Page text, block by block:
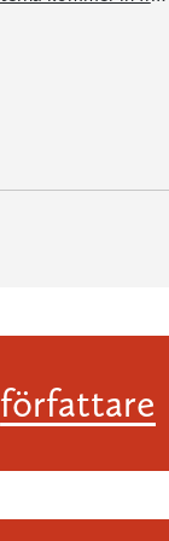
författare